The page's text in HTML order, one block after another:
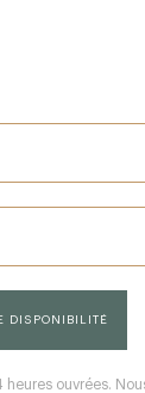
DISPONIBILITÉ
ouvrées.